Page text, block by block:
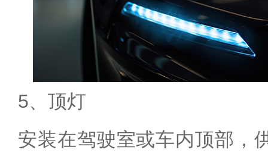
5、顶灯
安装在驾驶室或车内顶部，